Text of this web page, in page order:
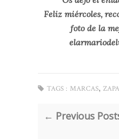
Feliz miércoles,
foto de la
TAGS : MARCAS,
← Previous